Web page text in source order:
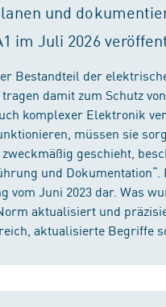
und
im Juli 2026
Bestandteil der
damit zum Schutz
komplexer Elektronik
müssen sie
geschieht,
und
vom Juni 2023 dar. Was
aktualisiert und
aktualisierte Begriffe